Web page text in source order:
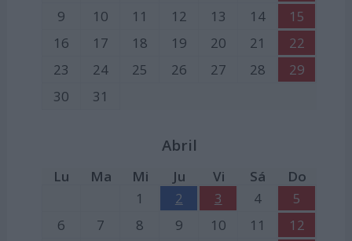
9
10 11 12 13 14
15
16
17 18 19 20 21
22
23
24 25 26 27 28
29
30
31
Abril
Lu Ma Mi Ju Vi Sá
Do
1
2 3 4
5
6
7 8 9 10 11
12